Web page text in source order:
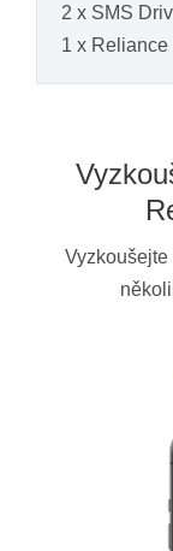
2 x SMS
1 x